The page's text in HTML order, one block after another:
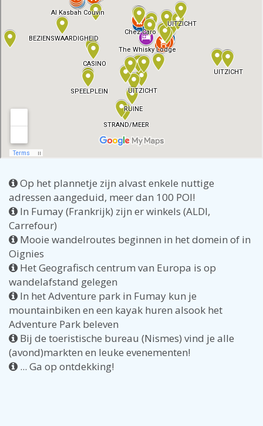
Op het plannetje zijn alvast enkele nuttige
adressen aangeduid, meer dan 100 POI!
In Fumay (Frankrijk) zijn er winkels (ALDI,
Carrefour)
Mooie wandelroutes beginnen in het domein of in
Oignies
Het Geografisch centrum van Europa is op
wandelafstand gelegen
In het Adventure park in Fumay kun je
mountainbiken en een kayak huren alsook het
Adventure Park beleven
Bij de toeristische bureau (Nismes) vind je alle
(avond)markten en leuke evenementen!
... Ga op ontdekking!